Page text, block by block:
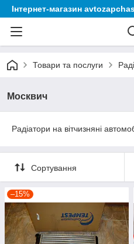
Інтернет-магазин
Товари та послуги
Москвич
Радіатори на вітчизняні
Сортування
–15%